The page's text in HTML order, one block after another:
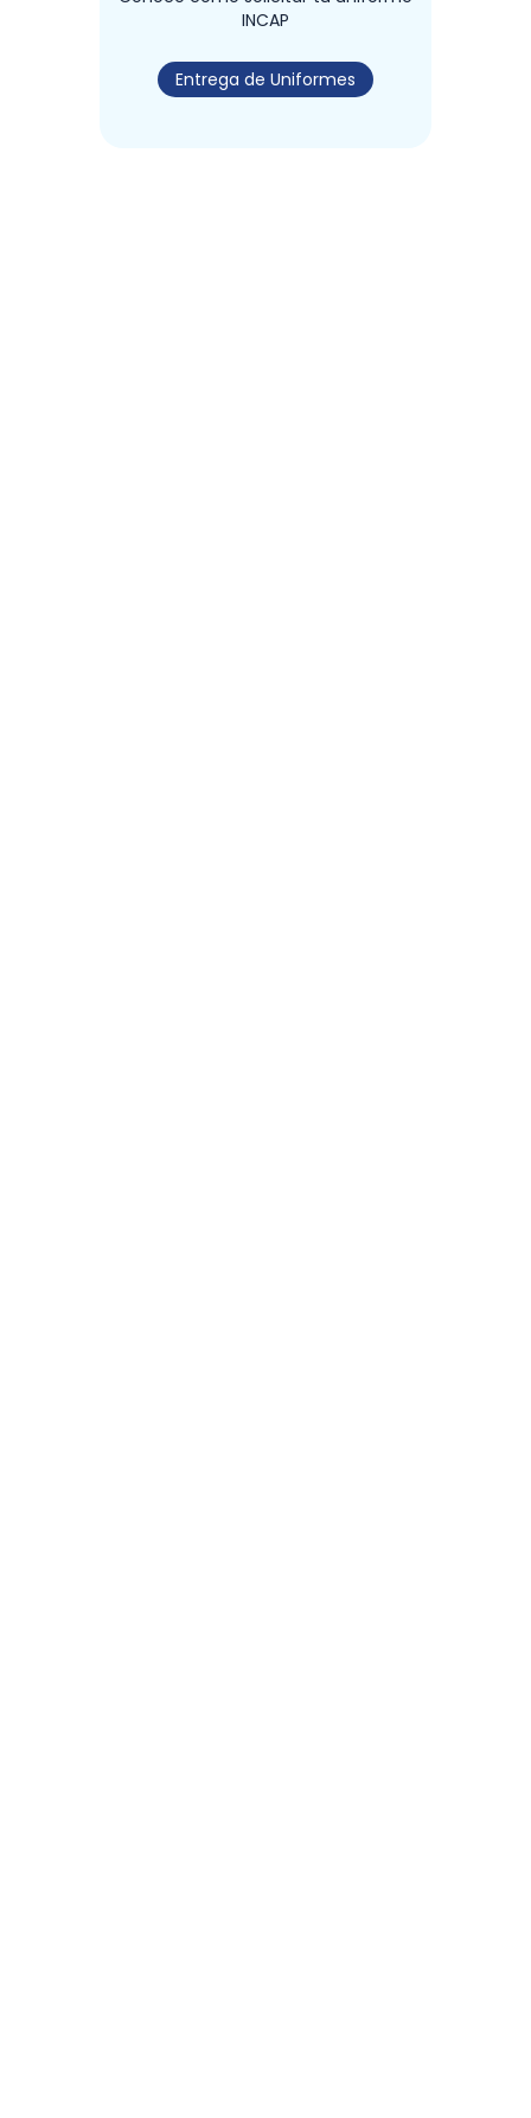
INCAP
Entrega de Uniformes